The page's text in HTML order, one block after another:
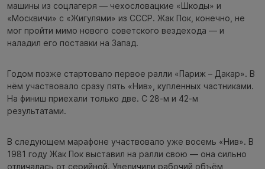
машины из соцлагеря — чехословацкие «Шкоды» и
«Москвичи» с «Жигулями» из СССР. Жак Пок, конечно, не
мог пройти мимо нового советского вездехода — и
наладил его поставки на Запад.
Годом позже стартовало первое ралли «Париж – Дакар». В
нём участвовало сразу пять «Нив», купленных частниками.
На финиш приехали только две. С 28-м и 42-м
результатами.
В следующем марафоне участвовало уже восемь «Нив». В
1981 году Жак Пок выставил на ралли свою — она сильно
отличалась от серийной. Увеличили рабочий объём